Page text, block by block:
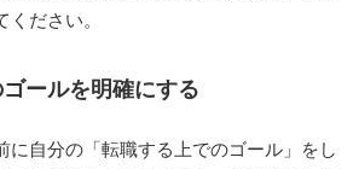
ください。
ールを明確にする
に自分の「転職する上でのゴール」をし